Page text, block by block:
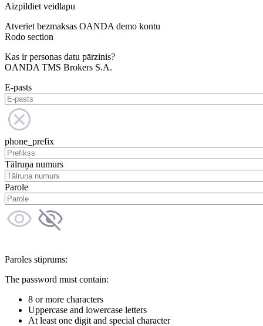
Aizpildiet veidlapu
Atveriet bezmaksas OANDA demo kontu
Rodo section
Kas ir personas datu pārzinis?
OANDA TMS Brokers S.A.
E-pasts
phone_prefix
Tālruņa numurs
Parole
Paroles stiprums:
The password must contain:
8 or more characters
Uppercase and lowercase letters
At least one digit and special character